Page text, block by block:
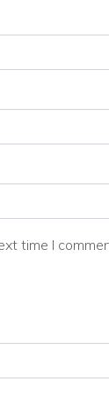
time I